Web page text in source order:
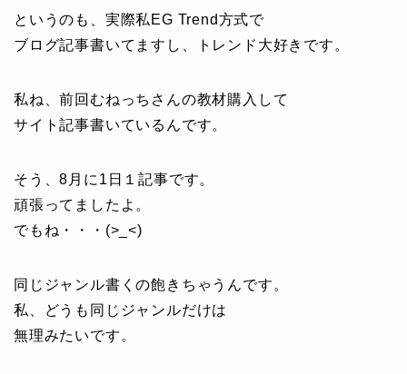
というのも、実際私EG Trend方式で
ブログ記事書いてますし、トレンド大好きです。
私ね、前回むねっちさんの教材購入して
サイト記事書いているんです。
そう、8月に1日１記事です。
頑張ってましたよ。
でもね・・・(>_<)
同じジャンル書くの飽きちゃうんです。
私、どうも同じジャンルだけは
無理みたいです。